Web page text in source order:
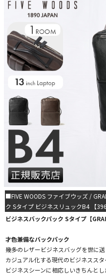
■FIVE WOODS ファイブウッズ /
ク Sタイプ ビジネスリュックB4 【
ビジネスバックパック Sタイプ【
才色兼備なバックパック
幾多のレザービジネスバッグを世に
カジュアル化する現代のビジネスス
ビジネスシーンに相応しいきちんと